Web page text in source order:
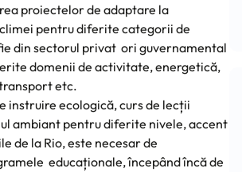
proiectelor de adaptare la
pentru diferite categorii de
din sectorul privat ori guvernamental
domenii de activitate, energetică,
etc.
instruire ecologică, curs de lecții
ambiant pentru diferite nivele, accent
de la Rio, este necesar de
educaționale, începând încă de